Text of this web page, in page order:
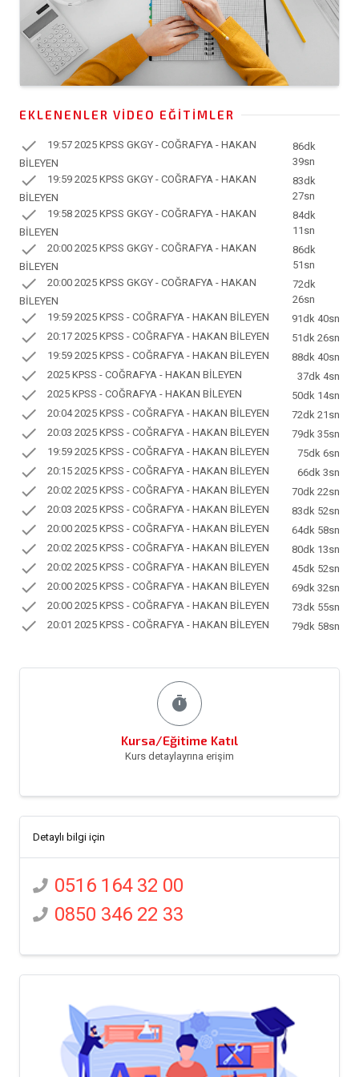
EKLENENLER VIDEO EĞITIMLER
check
19:57 2025 KPSS GKGY - COĞRAFYA - HAKAN
BİLEYEN
86dk
39sn
check
19:59 2025 KPSS GKGY - COĞRAFYA - HAKAN
BİLEYEN
83dk
27sn
check
19:58 2025 KPSS GKGY - COĞRAFYA - HAKAN
BİLEYEN
84dk
11sn
check
20:00 2025 KPSS GKGY - COĞRAFYA - HAKAN
BİLEYEN
86dk
51sn
check
20:00 2025 KPSS GKGY - COĞRAFYA - HAKAN
BİLEYEN
72dk
26sn
check 19:59 2025 KPSS - COĞRAFYA - HAKAN BİLEYEN 91dk 40sn
check 20:17 2025 KPSS - COĞRAFYA - HAKAN BİLEYEN 51dk 26sn
check 19:59 2025 KPSS - COĞRAFYA - HAKAN BİLEYEN 88dk 40sn
check 2025 KPSS - COĞRAFYA - HAKAN BİLEYEN 37dk 4sn
check 2025 KPSS - COĞRAFYA - HAKAN BİLEYEN 50dk 14sn
check 20:04 2025 KPSS - COĞRAFYA - HAKAN BİLEYEN 72dk 21sn
check 20:03 2025 KPSS - COĞRAFYA - HAKAN BİLEYEN 79dk 35sn
check 19:59 2025 KPSS - COĞRAFYA - HAKAN BİLEYEN 75dk 6sn
check 20:15 2025 KPSS - COĞRAFYA - HAKAN BİLEYEN 66dk 3sn
check 20:02 2025 KPSS - COĞRAFYA - HAKAN BİLEYEN 70dk 22sn
check 20:03 2025 KPSS - COĞRAFYA - HAKAN BİLEYEN 83dk 52sn
check 20:00 2025 KPSS - COĞRAFYA - HAKAN BİLEYEN 64dk 58sn
check 20:02 2025 KPSS - COĞRAFYA - HAKAN BİLEYEN 80dk 13sn
check 20:02 2025 KPSS - COĞRAFYA - HAKAN BİLEYEN 45dk 52sn
check 20:00 2025 KPSS - COĞRAFYA - HAKAN BİLEYEN 69dk 32sn
check 20:00 2025 KPSS - COĞRAFYA - HAKAN BİLEYEN 73dk 55sn
check 20:01 2025 KPSS - COĞRAFYA - HAKAN BİLEYEN 79dk 58sn
timer
Kursa/Eğitime Katıl
Kurs detaylayrına erişim
Detaylı bilgi için
0516 164 32 00
0850 346 22 33